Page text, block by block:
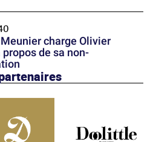
charge Olivier
propos de sa non-